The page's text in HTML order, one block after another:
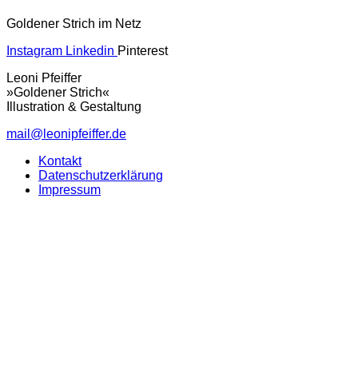
Goldener Strich im Netz
Instagram Linkedin Pinterest
Leoni Pfeiffer
»Goldener Strich«
Illustration & Gestaltung
mail@leonipfeiffer.de
Kontakt
Datenschutzerklärung
Impressum